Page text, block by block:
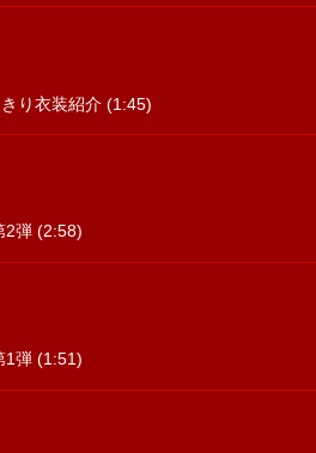
り衣装紹介 (1:45)
2弾 (2:58)
1弾 (1:51)